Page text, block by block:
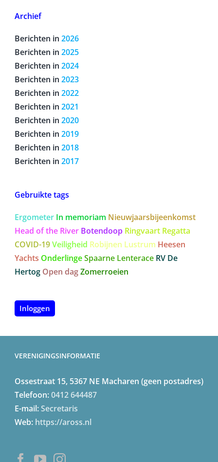
Archief
Berichten in 2026
Berichten in 2025
Berichten in 2024
Berichten in 2023
Berichten in 2022
Berichten in 2021
Berichten in 2020
Berichten in 2019
Berichten in 2018
Gebruikte tags
Ergometer In memoriam Nieuwjaarsbijeenkomst
Head of the River Botendoop Ringvaart Regatta
COVID-19 VeiligheidRobijnen Lustrum Heesen
Yachts OnderlingeSpaarne Lenterace
Ossestraat 15, 5367 NE Macharen (geen postadres)
Telefoon:0412 644487
E-mail:Secretaris